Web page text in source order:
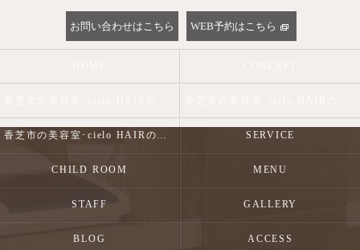
お問い合わせはこちら WEB予約はこちら
香芝市の美容室･cielo HAIRのお客様の声 SERVICE
CHILD ROOM MENU
STAFF GALLERY
BLOG ACCESS